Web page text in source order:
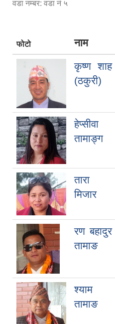
वडा नम्बर: वडा नं ५
फोटो नाम
कृष्ण शाह
(ठकुरी)
हेप्सीवा
तामाङ्ग
तारा
मिजार
रण बहादुर
तामाङ
श्याम
तामाङ